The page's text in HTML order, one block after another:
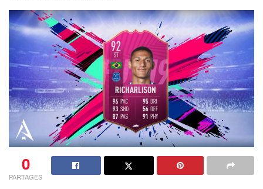
0
PARTAGES